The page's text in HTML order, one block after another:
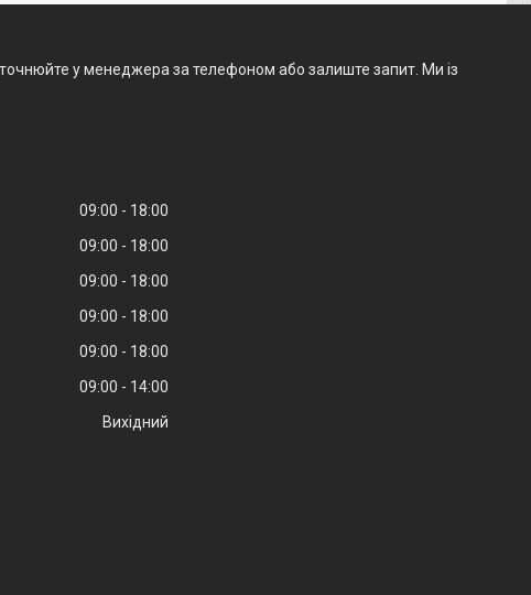
у менеджера за телефоном або залиште запит. Ми із
09:00
18:00
09:00
18:00
09:00
18:00
09:00
18:00
09:00
18:00
09:00
14:00
Вихідний